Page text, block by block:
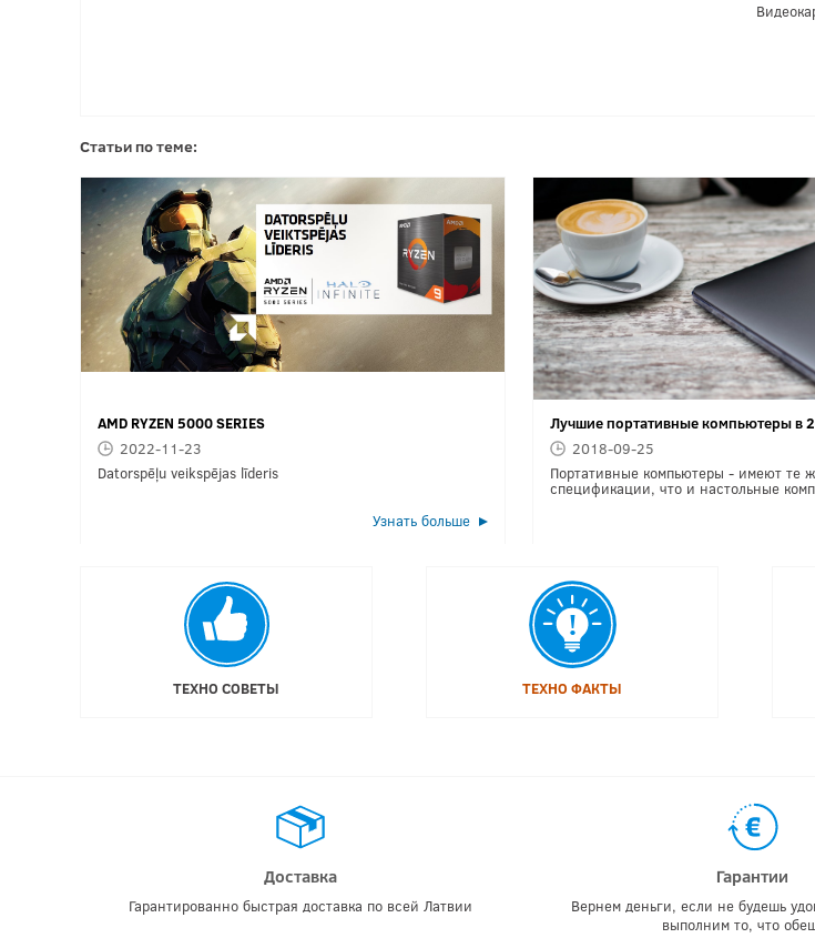
Статьи по теме:
AMD RYZEN 5000 SERIES
2022-11-23
Datorspēļu veikspējas līderis
Узнать больше
Лучшие портативные компьютеры в
2018-09-25
Портативные компьютеры - имеют те
спецификации, что и настольные
ТЕХНО СОВЕТЫ ТЕХНО ФАКТЫ
Доставка
Гарантированно быстрая доставка по всей Латвии
Гарантии
Вернем деньги, если не будешь
выполним то, что